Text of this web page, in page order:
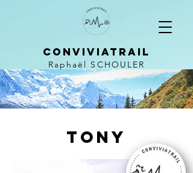
CONVIVIATRAIL
Raphaël SCHOULER
Tony